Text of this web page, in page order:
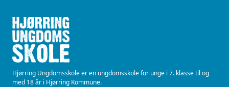
Hjørring Ungdomsskole er en ungdomsskole for unge i 7. klasse til og
med 18 år i Hjørring Kommune.